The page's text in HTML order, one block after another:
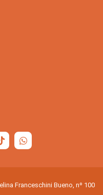
Franceschini Bueno, nº 100